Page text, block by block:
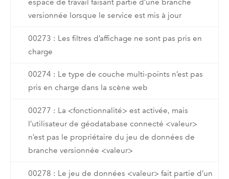
espace de travail faisant partie d’une branche
versionnée lorsque le service est mis à jour
00273 : Les filtres d’affichage ne sont pas pris en
charge
00274 : Le type de couche multi-points n’est pas
pris en charge dans la scène web
00277 : La <fonctionnalité> est activée, mais
l’utilisateur de géodatabase connecté <valeur>
n’est pas le propriétaire du jeu de données de
branche versionnée <valeur>
00278 : Le jeu de données <valeur> fait partie d’un